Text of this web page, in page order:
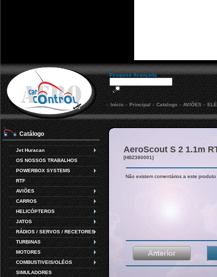
Jet Huracan
OS NOSSOS TRABALHOS
POWERBOX SYSTEMS
RTF
AVIÕES
CARROS
HELICÓPTEROS
JATOS
RÁDIOS / SERVOS / RECETORES
TURBINAS
MOTORES
COMBUSTIVEIS/OLÉOS
SIMULADORES
Pesquisa Avançada
» Início »Principal» Catalogo »AVIÕES »
Catálogo
AeroScout S 2 1.1m
[HBZ380001]
Não existem comentários a este produto